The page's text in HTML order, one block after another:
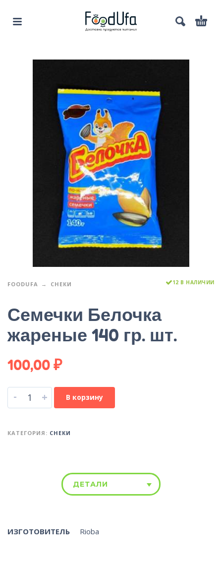
FOODUFA СНЕКИ 12 В НАЛИЧИИ
Семечки Белочка
жареные 140 гр. шт.
100,00₽
- + В корзину
КАТЕГОРИЯ: СНЕКИ
ДЕТАЛИ
ИЗГОТОВИТЕЛЬ Rioba